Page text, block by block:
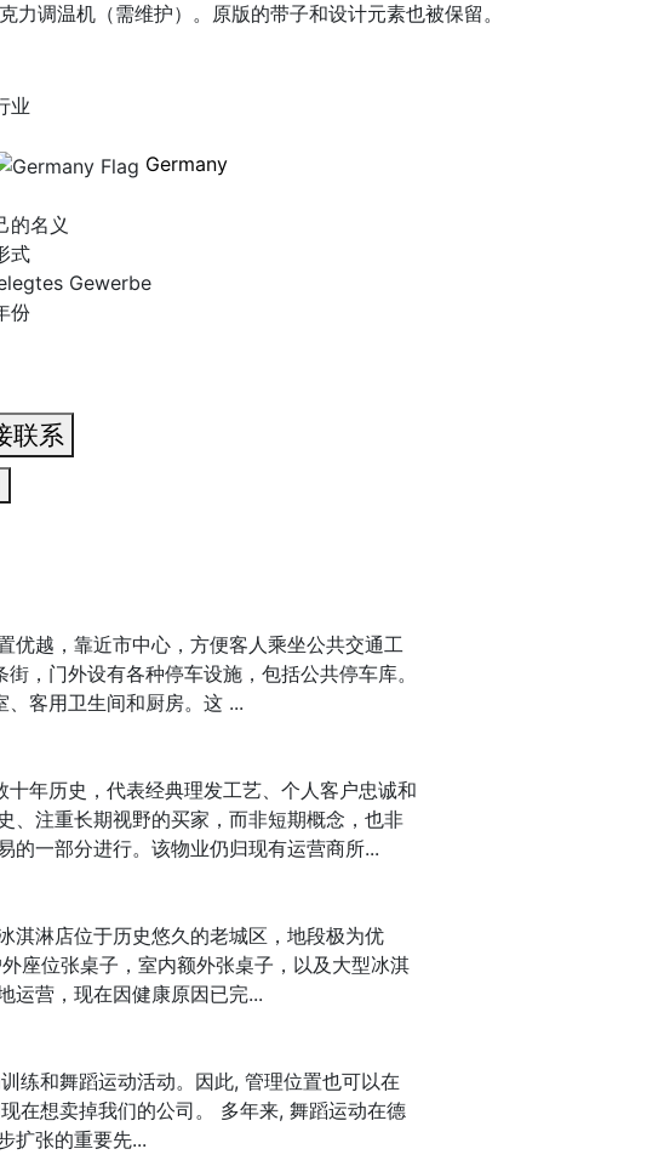
力调温机（需维护）。原版的带子和设计元素也被保留。
业
Germany
的名义
式
Gewerbe
份
联系
优越，靠近市中心，方便客人乘坐公共交通工
，门外设有各种停车设施，包括公共停车库。
客用卫生间和厨房。这 ...
年历史，代表经典理发工艺、个人客户忠诚和
、注重长期视野的买家，而非短期概念，也非
的一部分进行。该物业仍归现有运营商所...
淇淋店位于历史悠久的老城区，地段极为优
座位张桌子，室内额外张桌子，以及大型冰淇
运营，现在因健康原因已完...
练和舞蹈运动活动。因此, 管理位置也可以在
在想卖掉我们的公司。 多年来, 舞蹈运动在德
扩张的重要先...